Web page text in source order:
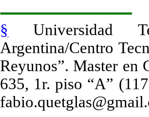
§
Universidad
Argentina/Centro
Reyunos”. Master en
635, 1r. piso “A”